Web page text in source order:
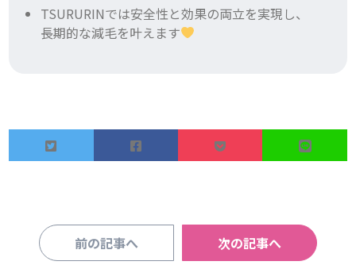
TSURURINでは安全性と効果の両立を実現し、
長期的な減毛を叶えます
前の記事へ 次の記事へ